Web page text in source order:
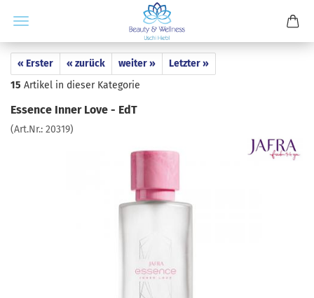
« Erster « zurück weiter »
Letzter »
15 Artikel in dieser Kategorie
Essence Inner Love - EdT
(Art.Nr.: 20319)